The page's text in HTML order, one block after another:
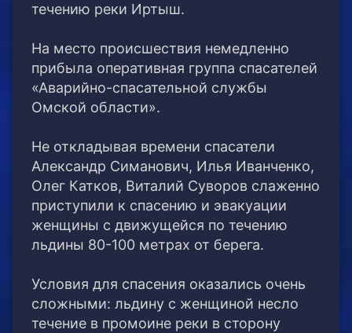
течению реки Иртыш.
На место происшествия немедленно
прибыла оперативная группа спасателей
«Аварийно-спасательной службы
Омской области».
Не откладывая времени спасатели
Александр Симанович, Илья Иванченко,
Олег Катков, Виталий Суворов слаженно
приступили к спасению и эвакуации
женщины с движущейся по течению
льдины 80-100 метрах от берега.
Условия для спасения оказались очень
сложными: льдину с женщиной несло
течение в промоине реки в сторону